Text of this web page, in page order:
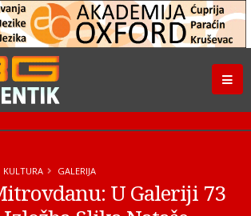
KULTURA GALERIJA
U Galeriji 73